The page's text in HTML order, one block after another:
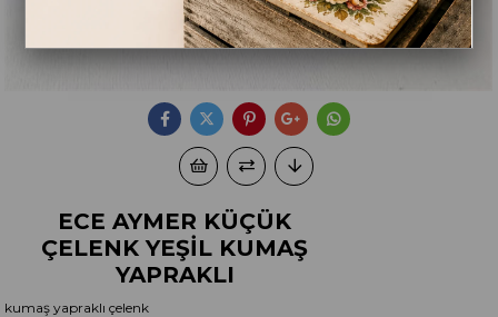
ECE AYMER KÜÇÜK
ÇELENK YEŞİL KUMAŞ
YAPRAKLI
kumaş yapraklı çelenk